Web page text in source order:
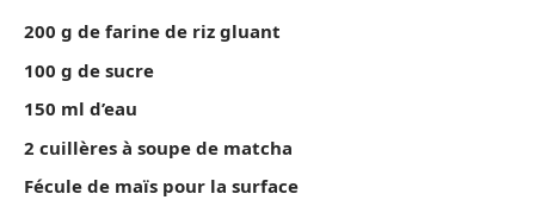
200 g de farine de riz gluant
100 g de sucre
150 ml d’eau
2 cuillères à soupe de matcha
Fécule de maïs pour la surface